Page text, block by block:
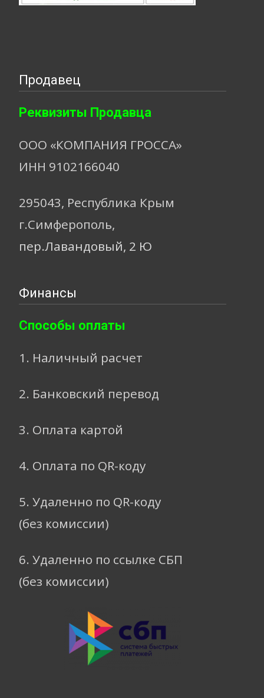
Продавец
Реквизиты Продавца
ООО «КОМПАНИЯ ГРОССА»
ИНН 9102166040
295043, Республика Крым
г.Симферополь,
пер.Лавандовый, 2 Ю
Финансы
Способы оплаты
1. Наличный расчет
2. Банковский перевод
3. Оплата картой
4. Оплата по QR-коду
5. Удаленно по QR-коду
(без комиссии)
6. Удаленно по ссылке СБП
(без комиссии)